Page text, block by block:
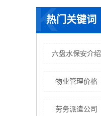
热门关键词
K
六盘水保安介绍
物业管理价格
劳务派遣公司